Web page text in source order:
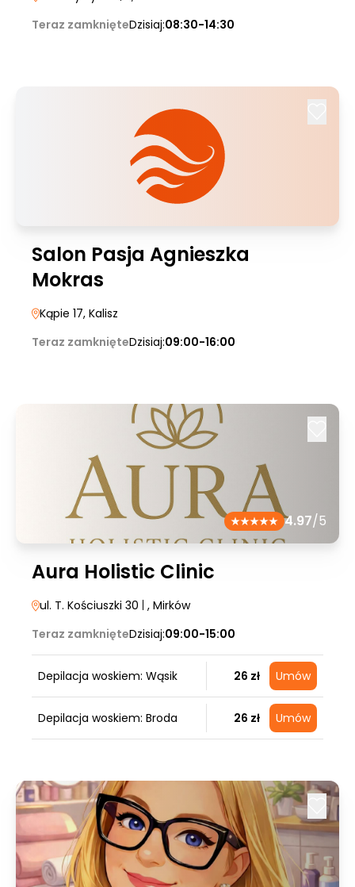
Teraz zamknięteDzisiaj:08:30-14:30
Salon Pasja Agnieszka
Mokras
Kąpie 17, Kalisz
Teraz zamknięteDzisiaj:09:00-16:00
4.97/5
Aura Holistic Clinic
ul. T. Kościuszki 30 , Mirków
Teraz zamknięteDzisiaj:09:00-15:00
Depilacja woskiem: Wąsik 26 zł Umów
Depilacja woskiem: Broda 26 zł Umów